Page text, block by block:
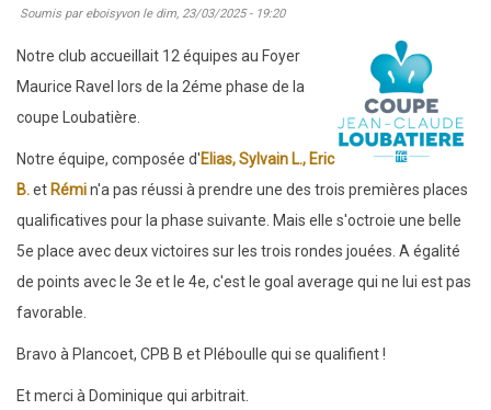
et
Marcassins
épisode
Soumis par eboisyvonle dim, 23/03/2025 - 19:20
Notre club accueillait 12 équipes au Foyer
Maurice Ravel lors de la 2éme phase de la
coupe Loubatière.
Notre équipe, composée d'Elias, Sylvain L., Eric
B.et Rémin'a pas réussi à prendre une des trois premières places
qualificatives pour la phase suivante. Mais elle s'octroie une belle
5e place avec deux victoires sur les trois rondes jouées. A égalité
de points avec le 3e et le 4e, c'est le goal average qui ne lui est pas
favorable.
Bravo à Plancoet, CPB B et Pléboulle qui se qualifient !
Et merci à Dominique qui arbitrait.